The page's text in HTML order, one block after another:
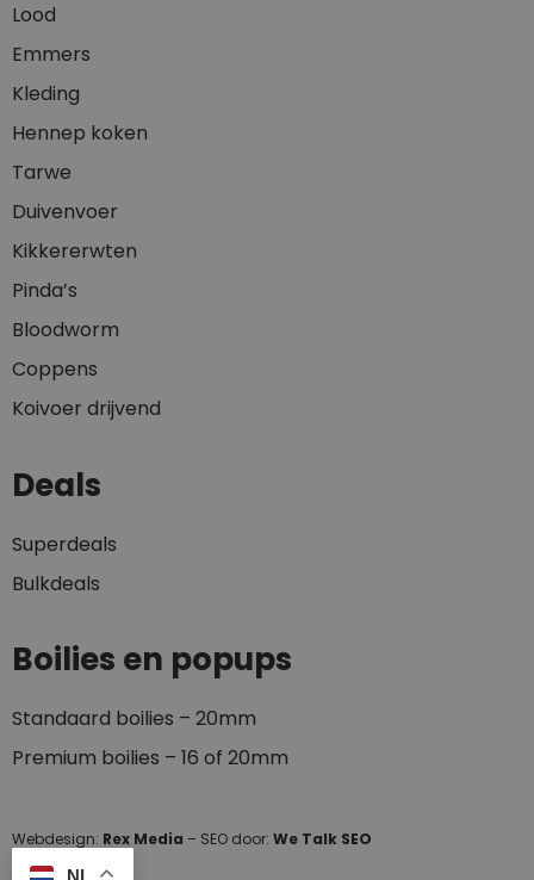
Lood
Emmers
Kleding
Hennep koken
Tarwe
Duivenvoer
Kikkererwten
Pinda’s
Bloodworm
Coppens
Koivoer drijvend
Deals
Superdeals
Bulkdeals
Boilies en popups
Standaard boilies – 20mm
Premium boilies – 16 of 20mm
Webdesign: Rex Media – SEO door: We Talk SEO